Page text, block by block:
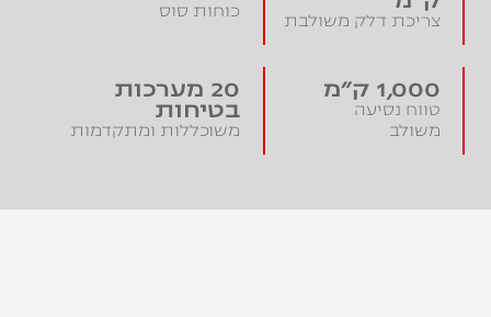
צריכת דלק משולבת כוחות סוס
1,000 ק"מ
טווח נסיעה
משולב
20 מערכות
בטיחות
משוכללות ומתקדמות